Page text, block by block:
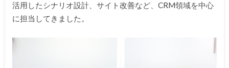
活用したシナリオ設計、サイト改善など、CRM領域を中心
に担当してきました。